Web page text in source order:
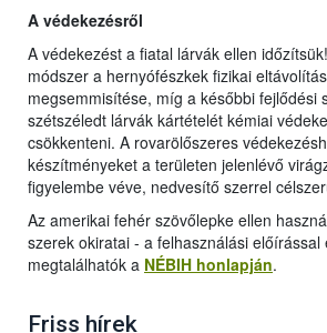
A védekezésről
A védekezést a fiatal lárvák ellen
módszer a hernyófészkek fizikai
megsemmisítése, míg a későbbi fejlődési
szétszéledt lárvák kártételét kémiai
csökkenteni. A rovarölőszeres
készítményeket a területen jelenlévő
figyelembe véve, nedvesítő szerrel
Az amerikai fehér szövőlepke ellen
szerek okiratai - a felhasználási előírással
megtalálhatók a NÉBIH honlapján.
Friss hírek